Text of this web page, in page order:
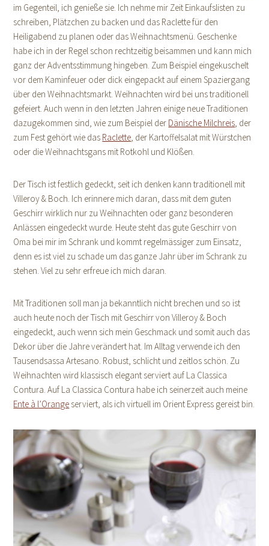
im Gegenteil, ich genieße sie. Ich nehme mir Zeit Einkaufslisten zu
schreiben, Plätzchen zu backen und das Raclette für den
Heiligabend zu planen oder das Weihnachtsmenü. Geschenke
habe ich in der Regel schon rechtzeitig beisammen und kann mich
ganz der Adventsstimmung hingeben. Zum Beispiel eingekuschelt
vor dem Kaminfeuer oder dick eingepackt auf einem Spaziergang
über den Weihnachtsmarkt. Weihnachten wird bei uns traditionell
gefeiert. Auch wenn in den letzten Jahren einige neue Traditionen
dazugekommen sind, wie zum Beispiel der Dänische Milchreis, der
zum Fest gehört wie das Raclette, der Kartoffelsalat mit Würstchen
oder die Weihnachtsgans mit Rotkohl und Klößen.
Der Tisch ist festlich gedeckt, seit ich denken kann traditionell mit
Villeroy & Boch. Ich erinnere mich daran, dass mit dem guten
Geschirr wirklich nur zu Weihnachten oder ganz besonderen
Anlässen eingedeckt wurde. Heute steht das gute Geschirr von
Oma bei mir im Schrank und kommt regelmässiger zum Einsatz,
denn es ist viel zu schade um das ganze Jahr über im Schrank zu
stehen. Viel zu sehr erfreue ich mich daran.
Mit Traditionen soll man ja bekanntlich nicht brechen und so ist
auch heute noch der Tisch mit Geschirr von Villeroy & Boch
eingedeckt, auch wenn sich mein Geschmack und somit auch das
Dekor über die Jahre verändert hat. Im Alltag verwende ich den
Tausendsassa Artesano. Robust, schlicht und zeitlos schön. Zu
Weihnachten wird klassisch elegant serviert auf La Classica
Contura. Auf La Classica Contura habe ich seinerzeit auch meine
Ente à l’Orange serviert, als ich virtuell im Orient Express gereist bin.